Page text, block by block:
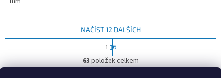
O
v
NAČÍST 12 DALŠÍCH
t
r
á
1 6
63položek celkem